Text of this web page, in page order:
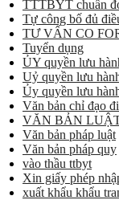
TTTBYT chuẩn
Tự công bố đủ
TƯ VẤN CO
Tuyển dụng
ỦY quyền lưu
Uỷ quyền lưu
Ủy quyền lưu
Văn bản chỉ đạo
VĂN BẢN
Văn bản pháp luật
Văn bản pháp quy
vào thầu ttbyt
Xin giấy phép
xuất khẩu khẩu